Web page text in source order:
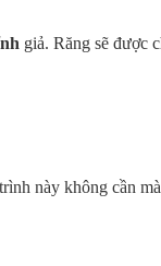
giả. Răng sẽ được
này không cần